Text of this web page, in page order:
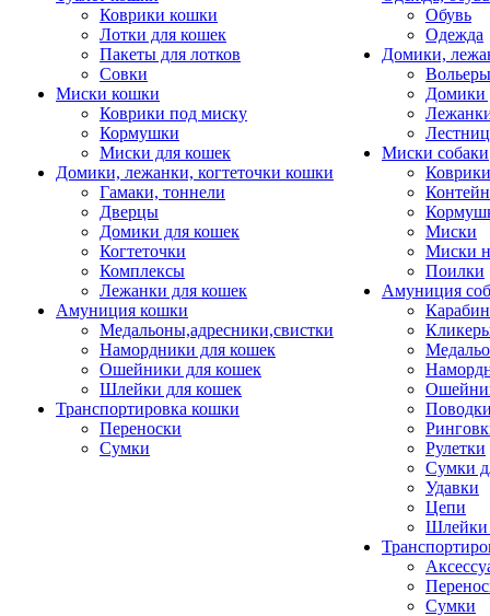
Коврики кошки
Лотки для кошек
Пакеты для лотков
Совки
Миски кошки
Коврики под миску
Кормушки
Миски для кошек
Домики, лежанки, когтеточки кошки
Гамаки, тоннели
Дверцы
Домики для кошек
Когтеточки
Комплексы
Лежанки для кошек
Амуниция кошки
Медальоны,адресники,свистки
Намордники для кошек
Ошейники для кошек
Шлейки для кошек
Транспортировка кошки
Переноски
Сумки
Обувь
Одежда
Домики,
Домики
Миски собаки
Миски
Миски
Поилки
Амуниция
Рулетки
Сумки
Удавки
Цепи
Шлейки
Сумки